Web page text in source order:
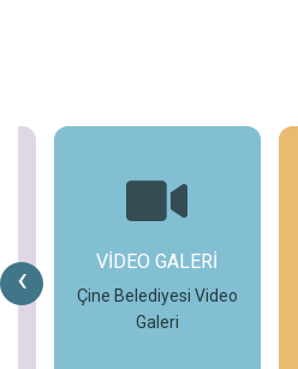
‹ VİDEO GALERİ
Çine Belediyesi Video
Galeri